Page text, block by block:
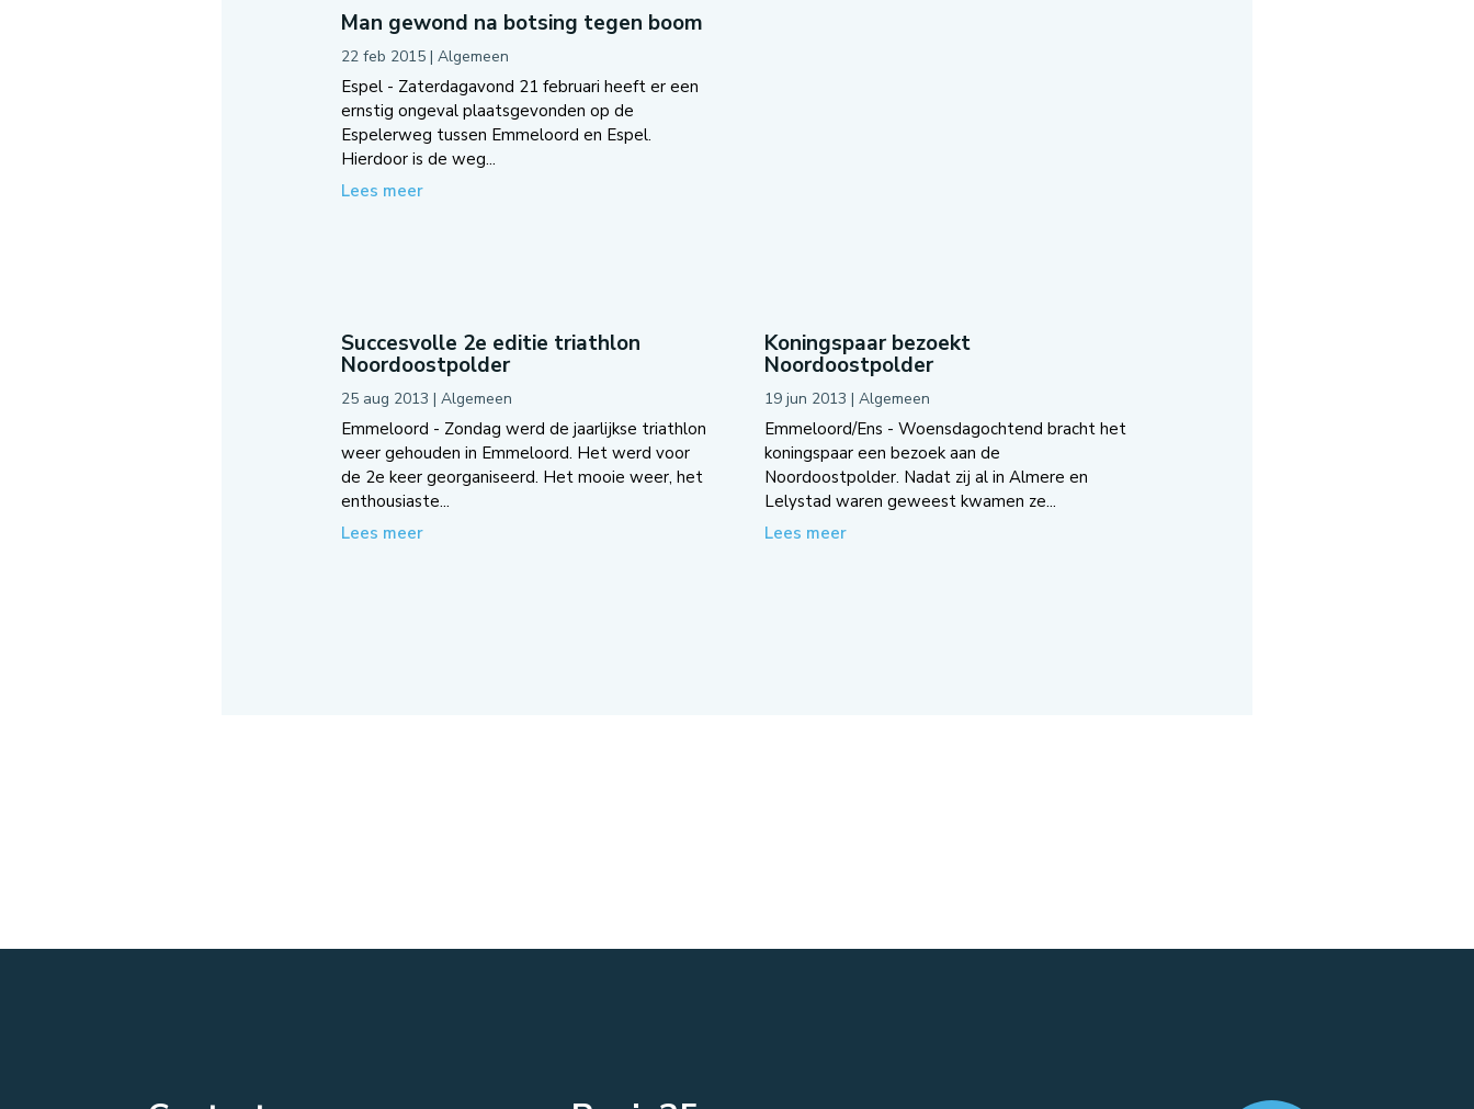
Man gewond na botsing tegen boom
22 feb 2015| Algemeen
Espel - Zaterdagavond 21 februari heeft er een
ernstig ongeval plaatsgevonden op de
Espelerweg tussen Emmeloord en Espel.
Hierdoor is de weg...
Lees meer
Succesvolle 2e editie triathlon
Noordoostpolder
25 aug 2013 | Algemeen
Emmeloord - Zondag werd de jaarlijkse triathlon
weer gehouden in Emmeloord. Het werd voor
de 2e keer georganiseerd. Het mooie weer, het
enthousiaste...
Lees meer
Koningspaar bezoekt
Noordoostpolder
19 jun 2013 | Algemeen
Emmeloord/Ens - Woensdagochtend bracht het
koningspaar een bezoek aan de
Noordoostpolder. Nadat zij al in Almere en
Lelystad waren geweest kwamen ze...
Lees meer